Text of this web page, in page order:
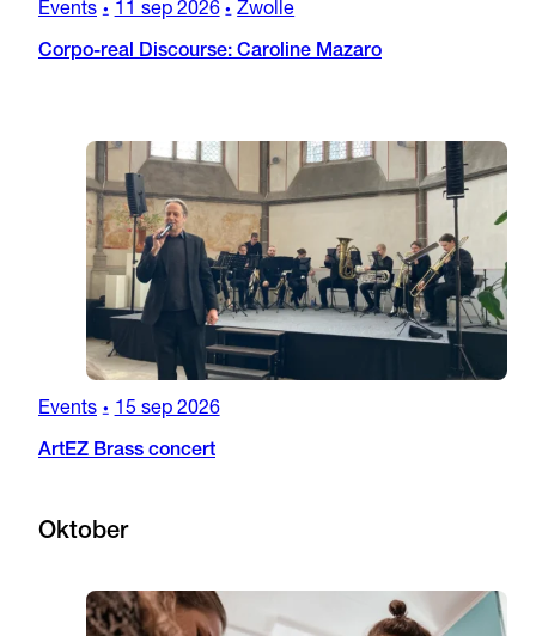
Events • 11 sep 2026 • Zwolle
Corpo-real Discourse: Caroline Mazaro
Events • 15 sep 2026
ArtEZ Brass concert
Oktober